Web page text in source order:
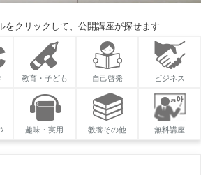
クリックして、公開講座が探せます
教育・子ども 自己啓発 ビジネス
趣味・実用 教養その他 無料講座